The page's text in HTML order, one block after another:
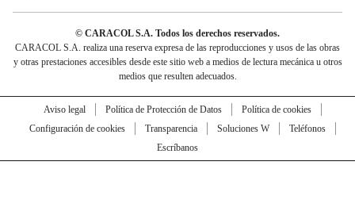
© CARACOL S.A. Todos los derechos reservados.
CARACOL S.A. realiza una reserva expresa de las reproducciones y usos de las obras
y otras prestaciones accesibles desde este sitio web a medios de lectura mecánica u otros
medios que resulten adecuados.
Aviso legal Política de Protección de Datos
Política de cookies
Configuración de cookies
Transparencia Soluciones W
Teléfonos
Escríbanos